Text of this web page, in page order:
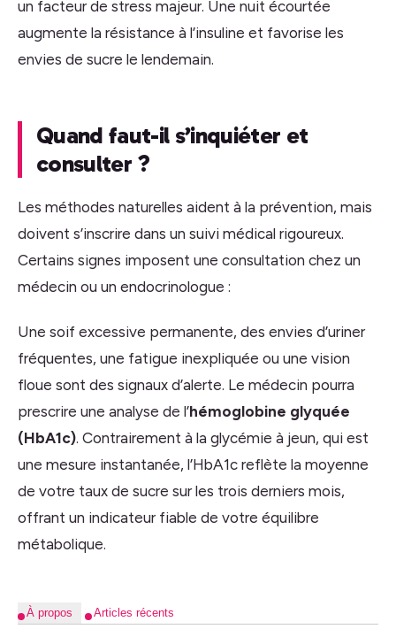
un facteur de stress majeur. Une nuit écourtée
augmente la résistance à l’insuline et favorise les
envies de sucre le lendemain.
Quand faut-il s’inquiéter et
consulter ?
Les méthodes naturelles aident à la prévention, mais
doivent s’inscrire dans un suivi médical rigoureux.
Certains signes imposent une consultation chez un
médecin ou un endocrinologue :
Une soif excessive permanente, des envies d’uriner
fréquentes, une fatigue inexpliquée ou une vision
floue sont des signaux d’alerte. Le médecin pourra
prescrire une analyse de l’hémoglobine glyquée
(HbA1c). Contrairement à la glycémie à jeun, qui est
une mesure instantanée, l’HbA1c reflète la moyenne
de votre taux de sucre sur les trois derniers mois,
offrant un indicateur fiable de votre équilibre
métabolique.
À propos Articles récents